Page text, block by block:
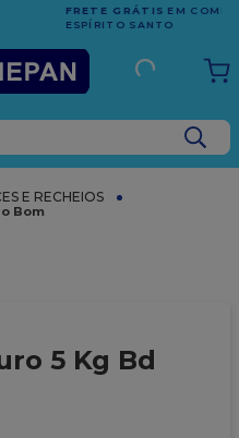
DE R$1.000,00 PARA O
E RECHEIOS
Bom
5 Kg Bd